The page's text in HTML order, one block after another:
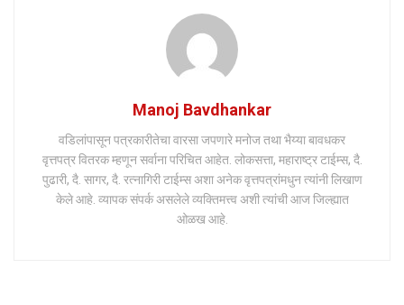
Manoj Bavdhankar
वडिलांपासून पत्रकारीतेचा वारसा जपणारे मनोज तथा भैय्या बावधकर
वृत्तपत्र वितरक म्हणून सर्वाना परिचित आहेत. लोकसत्ता, महाराष्ट्र टाईम्स, दै.
पुढारी, दै. सागर, दै. रत्नागिरी टाईम्स अशा अनेक वृत्तपत्रांमधुन त्यांनी लिखाण
केले आहे. व्यापक संपर्क असलेले व्यक्तिमत्त्व अशी त्यांची आज जिल्ह्यात
ओळख आहे.